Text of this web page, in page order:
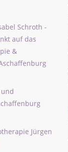
Schroth -
auf das
&
Jürgen